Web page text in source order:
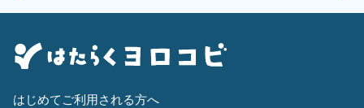
はじめてご利用される方へ